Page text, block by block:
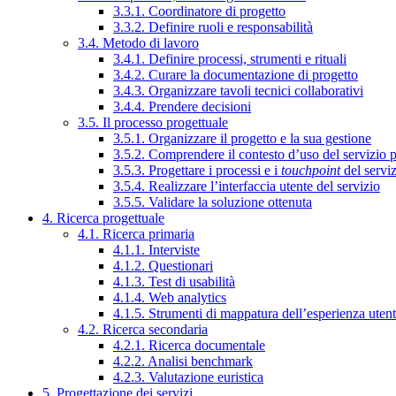
3.3.1. Coordinatore di progetto
3.3.2. Definire ruoli e responsabilità
3.4. Metodo di lavoro
3.4.1. Definire processi, strumenti e rituali
3.4.2. Curare la documentazione di progetto
3.4.3. Organizzare tavoli tecnici collaborativi
3.4.4. Prendere decisioni
3.5. Il processo progettuale
3.5.1. Organizzare il progetto e la sua gestione
3.5.2. Comprendere il contesto d’uso del servizio
3.5.3. Progettare i processi e i touchpointdel
3.5.4. Realizzare l’interfaccia utente del servizio
3.5.5. Validare la soluzione ottenuta
4. Ricerca progettuale
4.1. Ricerca primaria
4.1.1. Interviste
4.1.2. Questionari
4.1.3. Test di usabilità
4.1.4. Web analytics
4.1.5. Strumenti di mappatura dell’esperienza
4.2. Ricerca secondaria
4.2.1. Ricerca documentale
4.2.2. Analisi benchmark
4.2.3. Valutazione euristica
5. Progettazione dei servizi